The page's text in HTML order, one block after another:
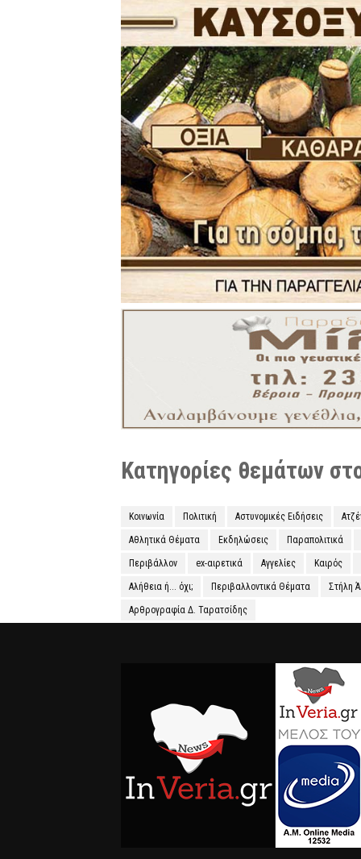
Κατηγορίες θεμάτων
Κοινωνία Πολιτική Αστυνομικές Ειδήσεις
Αθλητικά Θέματα Εκδηλώσεις Παραπολιτικά
Περιβάλλον ex-αιρετικά Αγγελίες Καιρός
Αλήθεια ή... όχι; Περιβαλλοντικά Θέματα Στήλη
Αρθρογραφία Δ. Ταρατσίδης